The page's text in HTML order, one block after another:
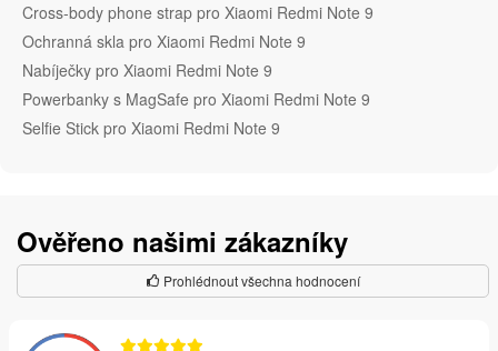
Cross-body phone strap pro Xiaomi Redmi Note 9
Ochranná skla pro Xiaomi Redmi Note 9
Nabíječky pro Xiaomi Redmi Note 9
Powerbanky s MagSafe pro Xiaomi Redmi Note 9
Selfie Stick pro Xiaomi Redmi Note 9
Ověřeno našimi zákazníky
Prohlédnout všechna hodnocení